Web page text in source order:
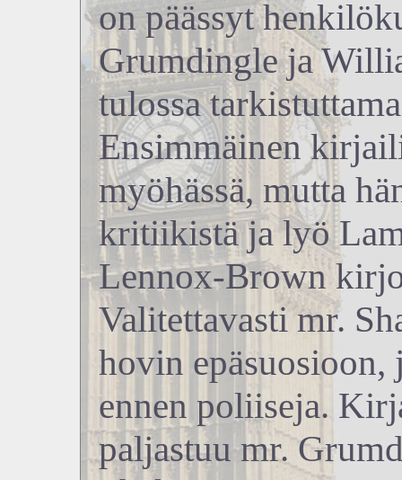
on päässyt
Grumdingle ja
tulossa
Ensimmäinen
myöhässä, mutta
kritiikistä ja lyö
Lennox-Brown
Valitettavasti mr.
hovin epäsuosioon,
ennen poliiseja.
paljastuu mr.